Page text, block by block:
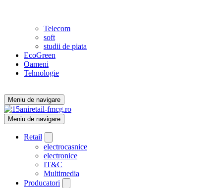
Telecom
soft
studii de piata
EcoGreen
Oameni
Tehnologie
Meniu de navigare
Meniu de navigare
Retail
electrocasnice
electronice
IT&C
Multimedia
Producatori